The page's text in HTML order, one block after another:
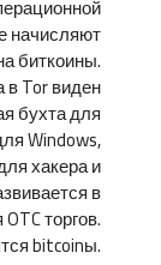
начисляют
биткоины.
в Tor виден
бухта для
Windows,
хакера и
в
торгов.
bitcoinы.